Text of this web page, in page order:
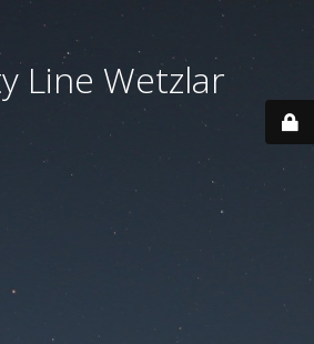
Line Wetzlar